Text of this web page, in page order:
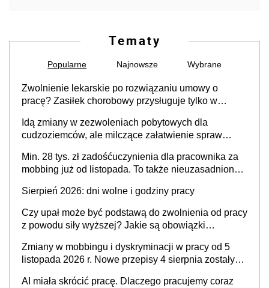
Tematy
Popularne Najnowsze Wybrane
Zwolnienie lekarskie po rozwiązaniu umowy o
pracę? Zasiłek chorobowy przysługuje tylko w
stosunku pracy
Idą zmiany w zezwoleniach pobytowych dla
cudzoziemców, ale milczące załatwienie spraw
Min. 28 tys. zł zadośćuczynienia dla pracownika za
mobbing już od listopada. To także nieuzasadniona
Sierpień 2026: dni wolne i godziny pracy
Czy upał może być podstawą do zwolnienia od pracy
z powodu siły wyższej? Jakie są obowiązki
Zmiany w mobbingu i dyskryminacji w pracy od 5
listopada 2026 r. Nowe przepisy 4 sierpnia zostały
AI miała skrócić pracę. Dlaczego pracujemy coraz